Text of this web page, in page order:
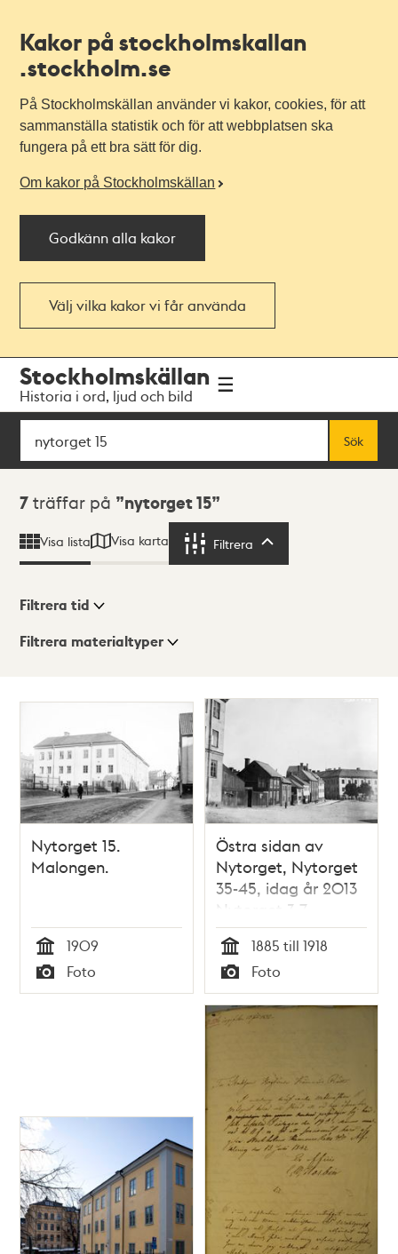
Kakor på stockholmskallan
.stockholm.se
På Stockholmskällan använder vi kakor, cookies, för att
sammanställa statistik och för att webbplatsen ska
fungera på ett bra sätt för dig.
Om kakor på Stockholmskällan
Godkänn alla kakor
Välj vilka kakor vi får använda
navigationen
huvudinnehållet
Stockholmskällan
Historia i ord, ljud och bild
Sök
Sök
Sökresultat
7 träffar på nytorget 15
Visa lista Visa karta Filtrera
Visningsläge
Filtrera tid
Filtrera materialtyper
träffar
Nytorget 15.
Malongen.
Tid
1909
Typ
Foto
Östra sidan av
Nytorget, Nytorget
35-45, idag år 2013
Nytorget 3-7.
Tid
1885 till 1918
Typ
Foto